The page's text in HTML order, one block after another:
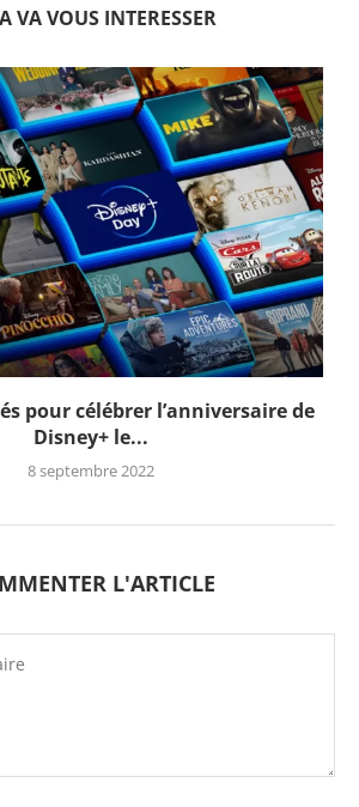
VA VOUS INTERESSER
pour célébrer l’anniversaire de
Disney+ le...
8 septembre 2022
L'ARTICLE